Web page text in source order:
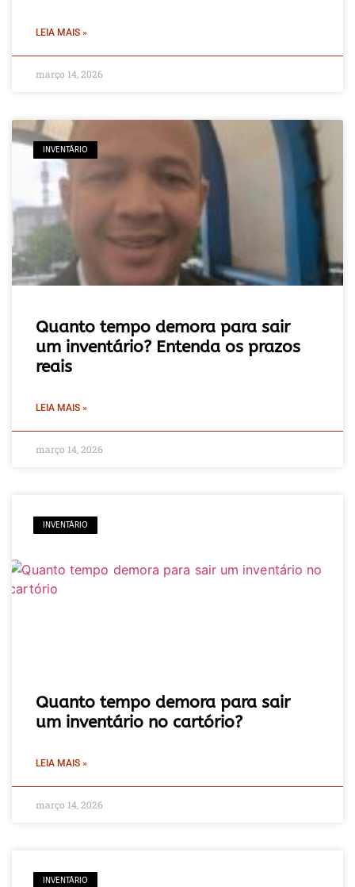
LEIA MAIS »
março 14, 2026
INVENTÁRIO
Quanto tempo demora para sair
um inventário? Entenda os prazos
reais
LEIA MAIS »
março 14, 2026
INVENTÁRIO
Quanto tempo demora para sair
um inventário no cartório?
LEIA MAIS »
março 14, 2026
INVENTÁRIO